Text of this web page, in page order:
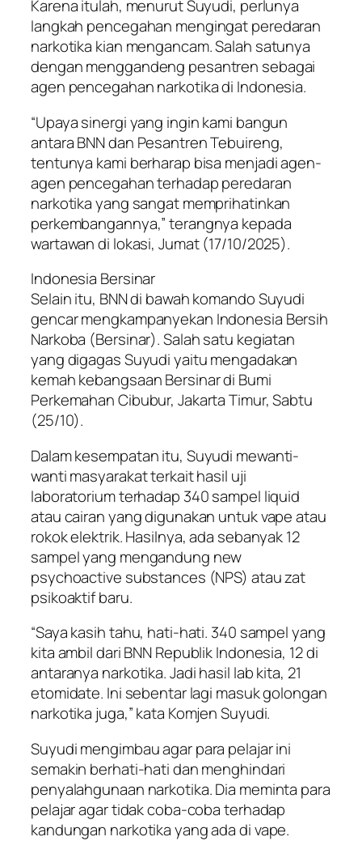
Karena itulah, menurut Suyudi, perlunya
langkah pencegahan mengingat peredaran
narkotika kian mengancam. Salah satunya
dengan menggandeng pesantren sebagai
agen pencegahan narkotika di Indonesia.
“Upaya sinergi yang ingin kami bangun
antara BNN dan Pesantren Tebuireng,
tentunya kami berharap bisa menjadi agen-
agen pencegahan terhadap peredaran
narkotika yang sangat memprihatinkan
perkembangannya,” terangnya kepada
wartawan di lokasi, Jumat (17/10/2025).
Indonesia Bersinar
Selain itu, BNN di bawah komando Suyudi
gencar mengkampanyekan Indonesia Bersih
Narkoba (Bersinar). Salah satu kegiatan
yang digagas Suyudi yaitu mengadakan
kemah kebangsaan Bersinar di Bumi
Perkemahan Cibubur, Jakarta Timur, Sabtu
(25/10).
Dalam kesempatan itu, Suyudi mewanti-
wanti masyarakat terkait hasil uji
laboratorium terhadap 340 sampel liquid
atau cairan yang digunakan untuk vape atau
rokok elektrik. Hasilnya, ada sebanyak 12
sampel yang mengandung new
psychoactive substances (NPS) atau zat
psikoaktif baru.
“Saya kasih tahu, hati-hati. 340 sampel yang
kita ambil dari BNN Republik Indonesia, 12 di
antaranya narkotika. Jadi hasil lab kita, 21
etomidate. Ini sebentar lagi masuk golongan
narkotika juga,” kata Komjen Suyudi.
Suyudi mengimbau agar para pelajar ini
semakin berhati-hati dan menghindari
penyalahgunaan narkotika. Dia meminta para
pelajar agar tidak coba-coba terhadap
kandungan narkotika yang ada di vape.